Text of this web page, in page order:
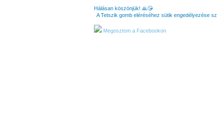
Hálásan köszönjük! 🙏😘
A Tetszik gomb eléréséhez sütik engedélyezése
Megosztom a Facebookon